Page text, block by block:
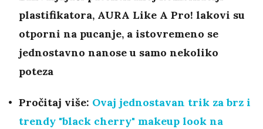
plastifikatora, AURA Like A Pro! lakovi su
otporni na pucanje, a istovremeno se
jednostavno nanose u samo nekoliko
poteza
Pročitaj više: Ovaj jednostavan trik za brz i
trendy "black cherry" makeup look na